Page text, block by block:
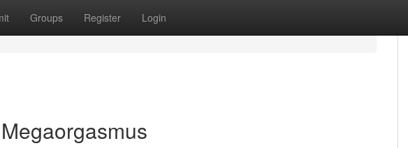
Groups Register Login